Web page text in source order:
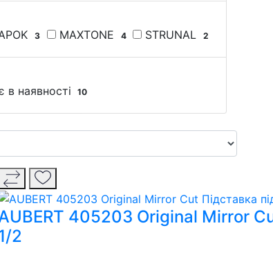
3 MAXTONE 4 STRUNAL 2
наявності 10
405203 Original Mirror
2